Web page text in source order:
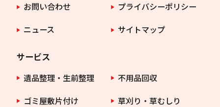
お問い合わせ
プライバシーポリシー
ニュース
サイトマップ
サービス
遺品整理・生前整理
不用品回収
ゴミ屋敷片付け
草刈り・草むしり